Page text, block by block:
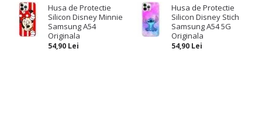
Husa de Protectie
Silicon Disney Minnie
Samsung A54
Originala
54,90 Lei
Husa de Protectie
Silicon Disney Stich
Samsung A54 5G
Originala
54,90 Lei